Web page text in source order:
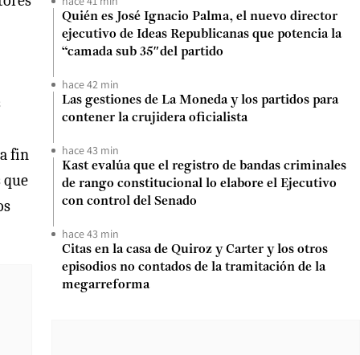
fin
que
Quién es José Ignacio Palma, el nuevo director
ejecutivo de Ideas Republicanas que potencia la
“camada sub 35″del partido
hace 42 min
Las gestiones de La Moneda y los partidos para
contener la crujidera oficialista
hace 43 min
Kast evalúa que el registro de bandas criminales
de rango constitucional lo elabore el Ejecutivo
con control del Senado
hace 43 min
Citas en la casa de Quiroz y Carter y los otros
episodios no contados de la tramitación de la
megarreforma